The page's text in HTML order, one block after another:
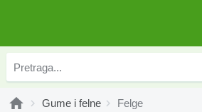
Gume i felne Felge